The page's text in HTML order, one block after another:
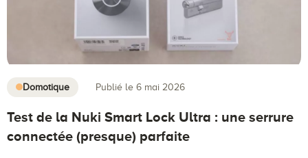
Domotique Publié le 6 mai 2026
Test de la Nuki Smart Lock Ultra : une serrure
connectée (presque) parfaite